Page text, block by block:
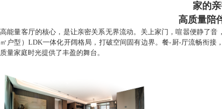
家的
高质量陪
高能量客厅的核心，是让亲密关系无界流动。关上家门，喧嚣便静了
㎡户型）LDK一体化开阔格局，打破空间固有边界。餐-厨-厅流畅衔
质量家庭时光提供了丰盈的舞台。